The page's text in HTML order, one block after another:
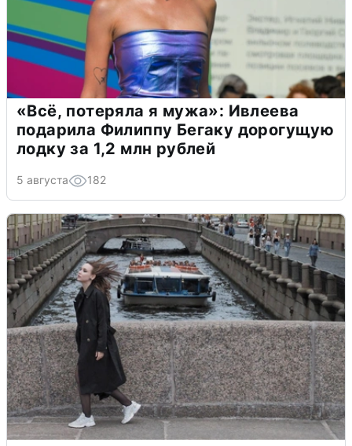
«Всё, потеряла я мужа»: Ивлеева
подарила Филиппу Бегаку дорогущую
лодку за 1,2 млн рублей
5 августа 182